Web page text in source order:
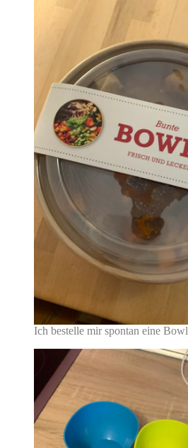
Ich bestelle mir spontan eine Bowl